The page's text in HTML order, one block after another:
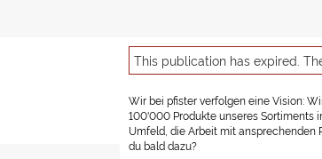
This publication has expired.
Wir bei pfister verfolgen eine Vision:
100'000 Produkte unseres Sortiments
Umfeld, die Arbeit mit ansprechenden
du bald dazu?